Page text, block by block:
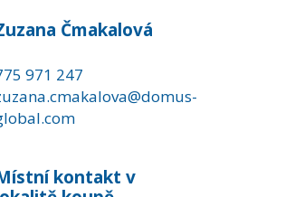
Čmakalová
971 247
kontakt v